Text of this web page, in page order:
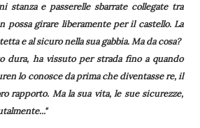
stanza e passerelle sbarrate collegate tra
possa girare liberamente per il castello. La
e al sicuro nella sua gabbia. Ma da cosa?
dura, ha vissuto per strada fino a quando
lo conosce da prima che diventasse re, il
rapporto. Ma la sua vita, le sue sicurezze,